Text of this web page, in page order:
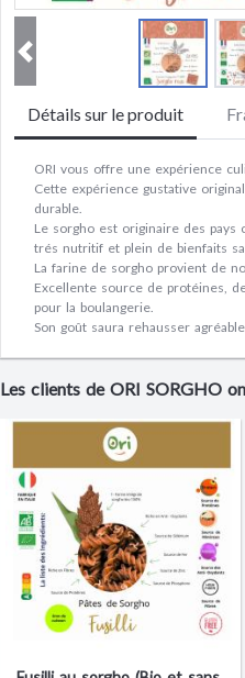
Détails sur le produit
ORI vous offre une expérience
Cette expérience gustative
durable.
Le sorgho est originaire des
trés nutritif et plein de bienfaits
La farine de sorgho provient de
Excellente source de protéines,
pour la boulangerie.
Son goût saura rehausser
Les clients de ORI SORGHO